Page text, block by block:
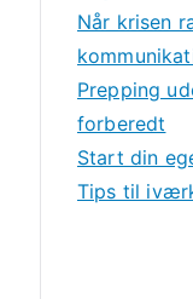
Når krisen
Prepping
forberedt
Start din
Tips til